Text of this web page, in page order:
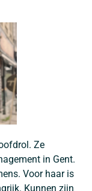
Ze
in Gent.
Voor haar is
Kunnen zijn